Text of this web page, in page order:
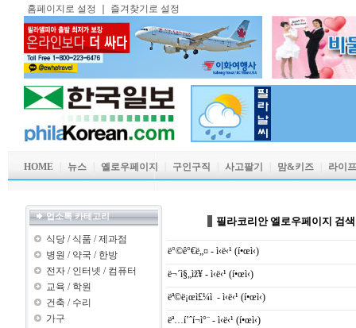
홈페이지로 설정 즐겨찾기로 설정
HOME 뉴스 옐로우페이지 구인구직 사고팔기 맘&키즈 라이
업소록 카테고리
식당 / 식품 /제과점
병원 / 약국 / 한방
전자 / 인터넷 / 컴퓨터
교육 / 학원
건축 / 수리
가구
필라코리안 엘로우페이지 검색
ë°©ê°€ë„¤ - ì‹ë‹¹ (í•œì‹)
ë¬´ì§„ìž¥ - ì‹ë‹¹ (í•œì‹)
ëª©ë¡œì£¼ì  - ì‹ë‹¹ (í•œì‹)
ëª…í’ˆí¬ì°¨ - ì‹ë‹¹ (í•œì‹)